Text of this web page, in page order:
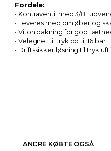
Fordele:
• Kontraventil med 3/8″
• Leveres med omløber og
• Viton pakning for god
• Velegnet til tryk op til 16 bar
• Driftssikker løsning til
ANDRE KØBTE OGSÅ